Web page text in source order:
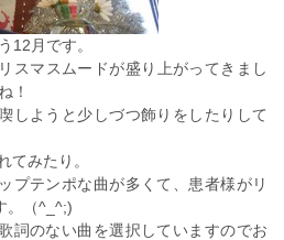
12月です。
スマスムードが盛り上がってきまし
！
しようと少しづつ飾りをしたりして
てみたり。
プテンポな曲が多くて、患者様がリ
。（^_^;)
詞のない曲を選択していますのでお